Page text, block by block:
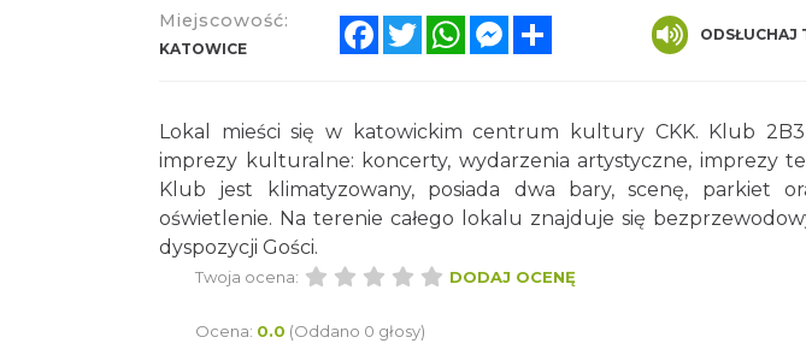
Miejscowość:
KATOWICE
FacebookTwitterWhatsAppMessenger ODSŁUCHAJ
Lokal mieści się w katowickim centrum kultury CKK. Klub
imprezy kulturalne: koncerty, wydarzenia artystyczne, imprezy
Klub jest klimatyzowany, posiada dwa bary, scenę, parkiet
oświetlenie. Na terenie całego lokalu znajduje się
dyspozycji Gości.
Twoja ocena: DODAJ OCENĘ
Ocena: 0.0 (Oddano 0 głosy)